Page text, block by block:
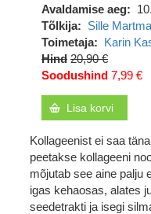
Avaldamise aeg
Tõlkija
Sille Martma
Toimetaja
Karin
Hind 20,90 €
Soodushind 7,99 €
Lisa korvi
Kollageenist ei saa
peetakse kollageeni
mõjutab see aine palju
igas kehaosas, alates
seedetrakti ja isegi